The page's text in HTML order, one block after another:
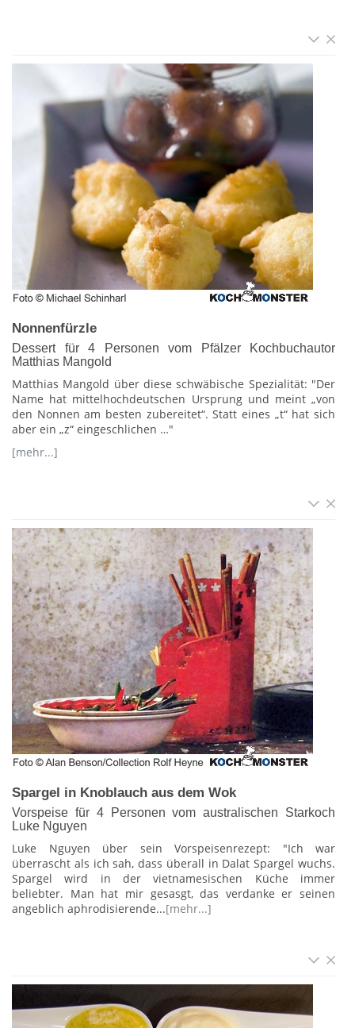
Nonnenfürzle
Dessert für 4 Personen vom Pfälzer Kochbuchautor
Matthias Mangold
Matthias Mangold über diese schwäbische Spezialität: "Der
Name hat mittelhochdeutschen Ursprung und meint „von
den Nonnen am besten zubereitet“. Statt eines „t“ hat sich
aber ein „z“ eingeschlichen …"
[mehr...]
Spargel in Knoblauch aus dem Wok
Vorspeise für 4 Personen vom australischen Starkoch
Luke Nguyen
Luke Nguyen über sein Vorspeisenrezept: "Ich war
überrascht als ich sah, dass überall in Dalat Spargel wuchs.
Spargel wird in der vietnamesischen Küche immer
beliebter. Man hat mir gesasgt, das verdanke er seinen
angeblich aphrodisierende...[mehr...]